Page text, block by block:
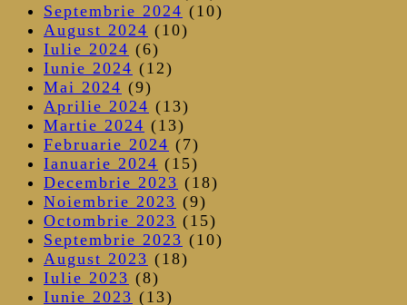
Septembrie 2024 (10)
August 2024 (10)
Iulie 2024 (6)
Iunie 2024 (12)
Mai 2024 (9)
Aprilie 2024 (13)
Martie 2024 (13)
Februarie 2024 (7)
Ianuarie 2024 (15)
Decembrie 2023 (18)
Noiembrie 2023 (9)
Octombrie 2023 (15)
Septembrie 2023 (10)
August 2023 (18)
Iulie 2023 (8)
Iunie 2023 (13)